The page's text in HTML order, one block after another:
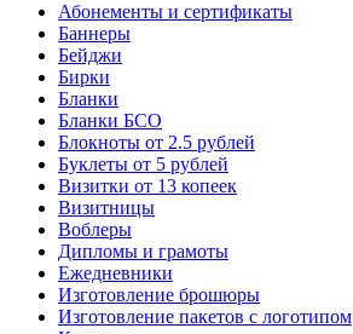
Абонементы и сертификаты
Баннеры
Бейджи
Бирки
Бланки
Бланки БСО
Блокноты от 2.5 рублей
Буклеты от 5 рублей
Визитки от 13 копеек
Визитницы
Воблеры
Дипломы и грамоты
Ежедневники
Изготовление брошюры
Изготовление пакетов с логотипом